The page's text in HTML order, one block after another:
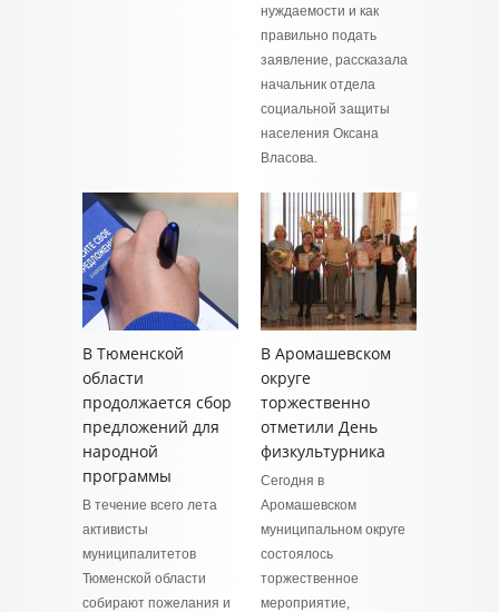
нуждаемости и как
правильно подать
заявление, рассказала
начальник отдела
социальной защиты
населения Оксана
Власова.
В Тюменской
области
продолжается сбор
предложений для
народной
программы
В течение всего лета
активисты
муниципалитетов
Тюменской области
собирают пожелания и
В Аромашевском
округе
торжественно
отметили День
физкультурника
Сегодня в
Аромашевском
муниципальном округе
состоялось
торжественное
мероприятие,